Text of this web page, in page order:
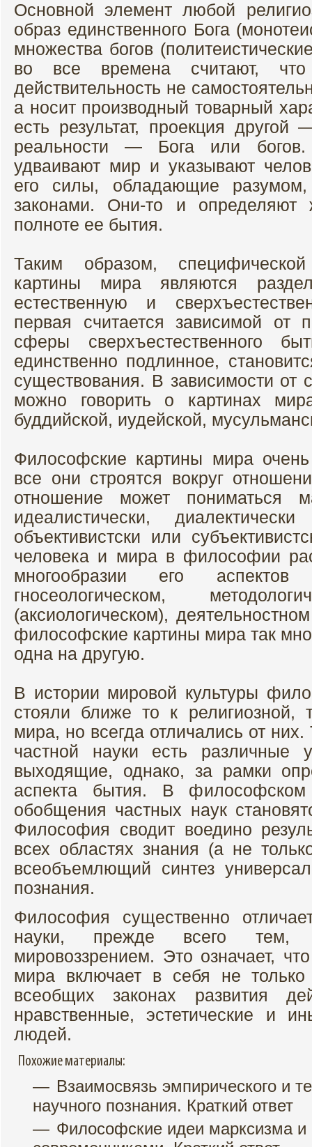
Основной элемент любой
образ единственного Бога
множества богов
во все времена считают,
действительность не
а носит производный товарный
есть результат, проекция
реальности — Бога или
удваивают мир и указывают
его силы, обладающие разумом,
законами. Они-то и
полноте ее бытия.
Таким образом,
картины мира являются
естественную и
первая считается зависимой от
сферы сверхъестественного
единственно подлинное,
существования. В зависимости от
можно говорить о картинах
буддийской, иудейской,
Философские картины мира
все они строятся вокруг
отношение может пониматься
идеалистически,
объективистски или
человека и мира в философии
многообразии его
гносеологическом,
(аксиологическом),
философские картины мира так
одна на другую.
В истории мировой культуры
стояли ближе то к религиозной,
мира, но всегда отличались от
частной науки есть различные
выходящие, однако, за рамки
аспекта бытия. В
обобщения частных наук
Философия сводит воедино
всех областях знания (а не
всеобъемлющий синтез
познания.
Философия существенно
науки, прежде всего тем,
мировоззрением. Это означает,
мира включает в себя не
всеобщих законах развития
нравственные, эстетические и
людей.
Похожие материалы:
Взаимосвязь эмпирического и
научного познания. Краткий ответ
Философские идеи марксизма и